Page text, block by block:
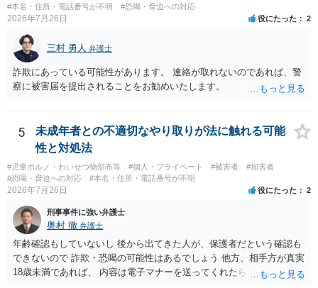
#本名・住所・電話番号が不明
#恐喝・脅迫への対応
2026年7月26日 役にたった 2
三村 勇人 弁護士
詐欺にあっている可能性があります。 連絡が取れないのであれば、警
察に被害届を提出されることをお勧めいたします。
5
未成年者との不適切なやり取りが法に触れる可能
性と対処法
#児童ポルノ・わいせつ物頒布等 #個人・プライベート #被害者
#加害者
#恐喝・脅迫への対応
#本名・住所・電話番号が不明
2026年7月26日 役にたった 2
刑事事件に強い弁護士
奥村 徹 弁護士
年齢確認もしていないし 後から出てきた人が、保護者だという確認も
できないので 詐欺・恐喝の可能性はあるでしょう 他方、相手方が真実
18歳未満であれば、 内容は電子マナーを送ってくれたら自慰行為など